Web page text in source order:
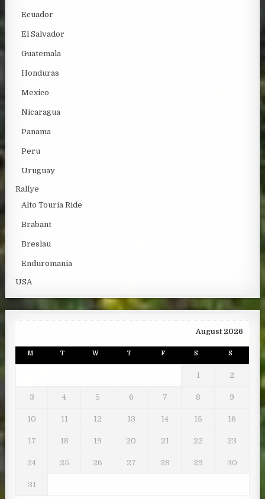
Ecuador
El Salvador
Guatemala
Honduras
Mexico
Nicaragua
Panama
Peru
Uruguay
Rallye
Alto Touria Ride
Brabant
Breslau
Enduromania
USA
August 2026
M T W T F S S
1 2
3 4 5 6 7 8 9
10 11 12 13 14 15 16
17 18 19 20 21 22 23
24 25 26 27 28 29 30
31